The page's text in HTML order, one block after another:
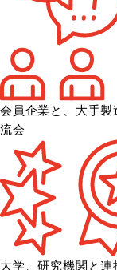
会員企業と、大手
流会
大学、研究機関と